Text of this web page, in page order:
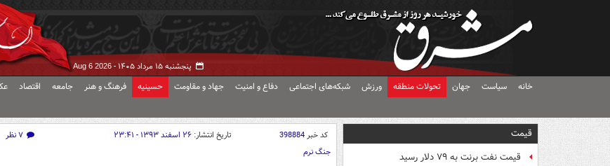
پنجشنبه ۱۵ مرداد ۱۴۰۵ - Aug 6 2026
خانه سیاست جهان تحولات منطقه ورزش شبکه‌های اجتماعی دفاع و امنیت جهاد و مقاومت حسینیه فرهنگ و هنر جامعه اقتصاد
قیمت
قیمت نفت برنت به ۷۹ دلار رسید
کد خبر398884 تاریخ انتشار: ۲۶ اسفند ۱۳۹۳ - ۲۳:۴۱ ۷ نظر
جنگ نرم